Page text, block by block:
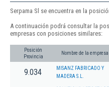
Serpama Sl se encuentra en la
A continuación podrá consultar la
empresas con posiciones similares:
Posición
Provincia
Nombre de la empresa
9.034
MISANZ FABRICADO Y
MADERA S.L.